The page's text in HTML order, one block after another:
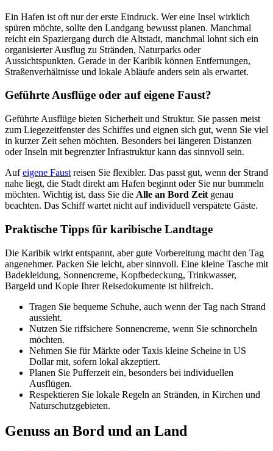
Ein Hafen ist oft nur der erste Eindruck. Wer eine Insel wirklich
spüren möchte, sollte den Landgang bewusst planen. Manchmal
reicht ein Spaziergang durch die Altstadt, manchmal lohnt sich ein
organisierter Ausflug zu Stränden, Naturparks oder
Aussichtspunkten. Gerade in der Karibik können Entfernungen,
Straßenverhältnisse und lokale Abläufe anders sein als erwartet.
Geführte Ausflüge oder auf eigene Faust?
Geführte Ausflüge bieten Sicherheit und Struktur. Sie passen meist
zum Liegezeitfenster des Schiffes und eignen sich gut, wenn Sie viel
in kurzer Zeit sehen möchten. Besonders bei längeren Distanzen
oder Inseln mit begrenzter Infrastruktur kann das sinnvoll sein.
Aufeigene Faust reisen Sie flexibler. Das passt gut, wenn der Strand
nahe liegt, die Stadt direkt am Hafen beginnt oder Sie nur bummeln
möchten. Wichtig ist, dass Sie die Alle an Bord Zeit genau
beachten. Das Schiff wartet nicht auf individuell verspätete Gäste.
Praktische Tipps für karibische Landtage
Die Karibik wirkt entspannt, aber gute Vorbereitung macht den Tag
angenehmer. Packen Sie leicht, aber sinnvoll. Eine kleine Tasche mit
Badekleidung, Sonnencreme, Kopfbedeckung, Trinkwasser,
Bargeld und Kopie Ihrer Reisedokumente ist hilfreich.
Tragen Sie bequeme Schuhe, auch wenn der Tag nach Strand
aussieht.
Nutzen Sie riffsichere Sonnencreme, wenn Sie schnorcheln
möchten.
Nehmen Sie für Märkte oder Taxis kleine Scheine in US
Dollar mit, sofern lokal akzeptiert.
Planen Sie Pufferzeit ein, besonders bei individuellen
Ausflügen.
Respektieren Sie lokale Regeln an Stränden, in Kirchen und
Naturschutzgebieten.
Genuss an Bord und an Land